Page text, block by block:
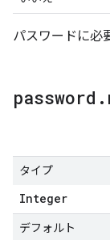
パスワードに必
password .
タイプ
Integer
デフォルト